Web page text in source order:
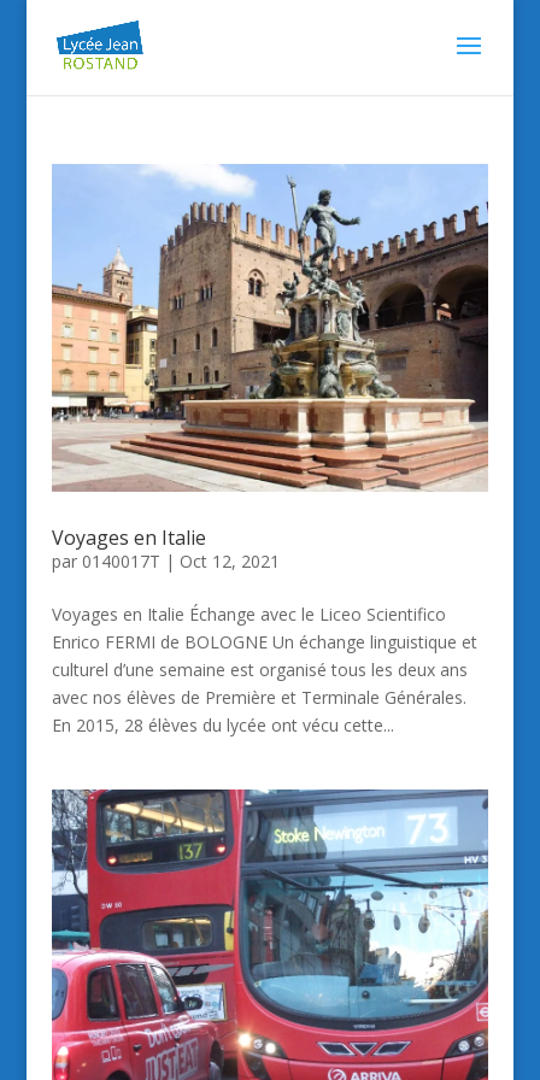
Voyages en Italie
par 0140017T | Oct 12, 2021
Voyages en Italie Échange avec le Liceo Scientifico
Enrico FERMI de BOLOGNE Un échange linguistique et
culturel d’une semaine est organisé tous les deux ans
avec nos élèves de Première et Terminale Générales.
En 2015, 28 élèves du lycée ont vécu cette...